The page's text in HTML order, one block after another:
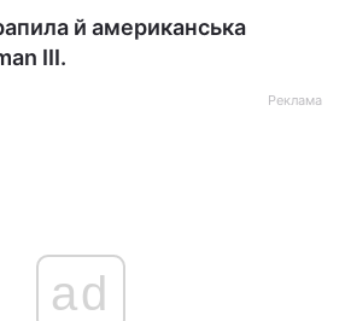
й американська
III.
Реклама
ad